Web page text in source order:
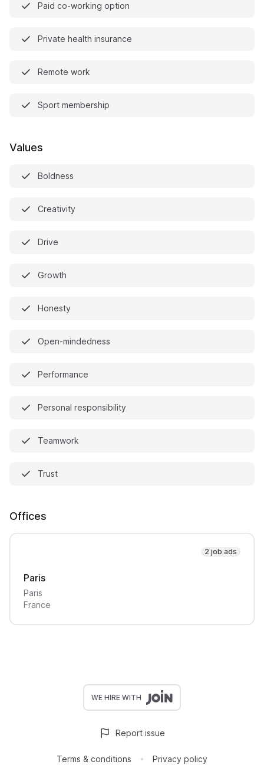
Paid co-working option
Private health insurance
Remote work
Sport membership
Values
Boldness
Creativity
Drive
Growth
Honesty
Open-mindedness
Performance
Personal responsibility
Teamwork
Trust
Offices
2 job ads
Paris
Paris
France
WE HIRE WITH
Terms & conditions Privacy policy
Report issue